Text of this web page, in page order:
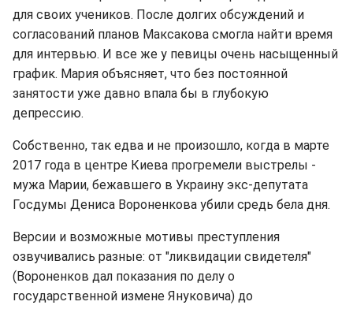
для своих учеников. После долгих обсуждений и
согласований планов Максакова смогла найти время
для интервью. И все же у певицы очень насыщенный
график. Мария объясняет, что без постоянной
занятости уже давно впала бы в глубокую
депрессию.
Собственно, так едва и не произошло, когда в марте
2017 года в центре Киева прогремели выстрелы -
мужа Марии, бежавшего в Украину экс-депутата
Госдумы Дениса Вороненкова убили средь бела дня.
Версии и возможные мотивы преступления
озвучивались разные: от "ликвидации свидетеля"
(Вороненков дал показания по делу о
государственной измене Януковича) до